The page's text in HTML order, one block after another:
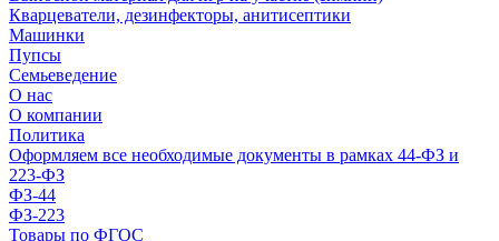
Кварцеватели, дезинфекторы, анитисептики
Машинки
Пупсы
Семьеведение
О нас
О компании
Политика
Оформляем все необходимые документы в рамках 44-ФЗ и
223-ФЗ
ФЗ-44
ФЗ-223
Товары по ФГОС